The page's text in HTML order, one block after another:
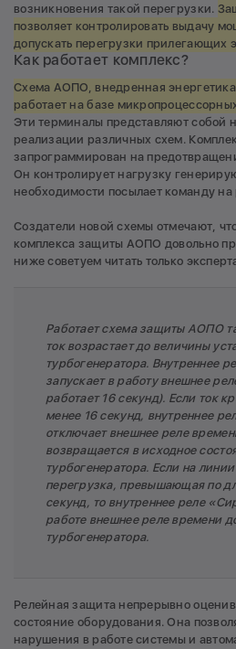
возникновения такой перегрузки.
позволяет контролировать выдачу
допускать перегрузки прилегающих
Как работает комплекс?
Схема АОПО, внедренная
работает на базе
Эти терминалы представляют собой
реализации различных схем.
запрограммирован на
Он контролирует нагрузку
необходимости посылает команду на
Создатели новой схемы отмечают,
комплекса защиты АОПО довольно
ниже советуем читать только
Работает схема защиты АОПО
ток возрастает до величины
турбогенератора. Внутреннее
запускает в работу внешнее
работает 16 секунд). Если ток
менее 16 секунд, внутреннее
отключает внешнее реле
возвращается в исходное
турбогенератора. Если на
перегрузка, превышающая по
секунд, то внутреннее реле
работе внешнее реле времени
турбогенератора.
Релейная защита непрерывно
состояние оборудования. Она
нарушения в работе системы и